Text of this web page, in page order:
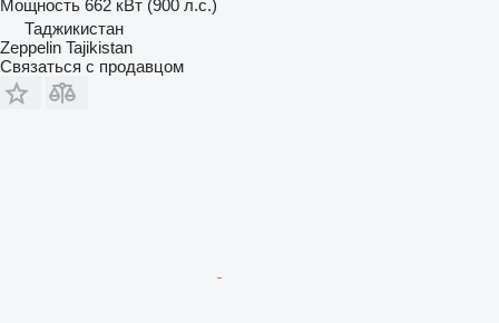
Мощность 662 кВт (900 л.с.)
Таджикистан
Zeppelin Tajikistan
Связаться с продавцом